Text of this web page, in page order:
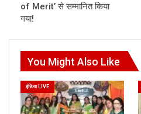
of Merit’ से सम्मानित किया
गया!
You Might Also Like
इंडिया LIVE